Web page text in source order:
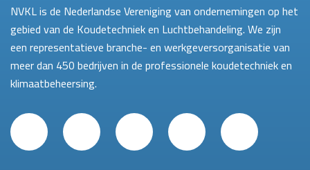
NVKL is de Nederlandse Vereniging van ondernemingen op het
gebied van de Koudetechniek en Luchtbehandeling. We zijn
een representatieve branche- en werkgeversorganisatie van
meer dan 450 bedrijven in de professionele koudetechniek en
klimaatbeheersing.